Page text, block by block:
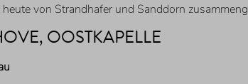
von Strandhafer und Sanddorn
OOSTKAPELLE